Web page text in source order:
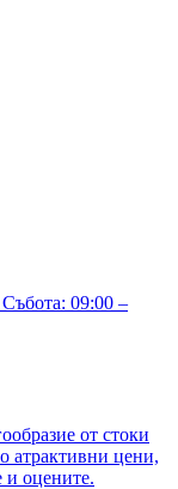
09:00 –
от стоки
атрактивни цени,
и оцените.